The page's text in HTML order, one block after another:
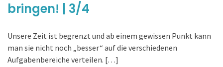
bringen! | 3/4
Unsere Zeit ist begrenzt und ab einem gewissen Punkt kann
man sie nicht noch „besser“ auf die verschiedenen
Aufgabenbereiche verteilen. […]